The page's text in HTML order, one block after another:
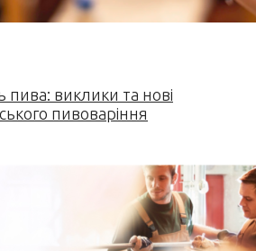
виклики та нові
пивоваріння